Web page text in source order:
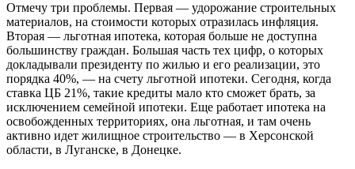
Отмечу три проблемы. Первая — удорожание строительных
материалов, на стоимости которых отразилась инфляция.
Вторая — льготная ипотека, которая больше не доступна
большинству граждан. Большая часть тех цифр, о которых
докладывали президенту по жилью и его реализации, это
порядка 40%, — на счету льготной ипотеки. Сегодня, когда
ставка ЦБ 21%, такие кредиты мало кто сможет брать, за
исключением семейной ипотеки. Еще работает ипотека на
освобожденных территориях, она льготная, и там очень
активно идет жилищное строительство — в Херсонской
области, в Луганске, в Донецке.